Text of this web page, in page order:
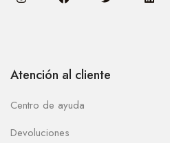
Atención al cliente
Centro de ayuda
Devoluciones